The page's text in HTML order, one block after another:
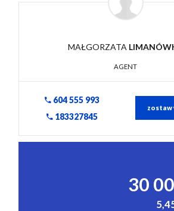
MAŁGORZATA
AGENT
604 555 993
183327845
zostaw
30